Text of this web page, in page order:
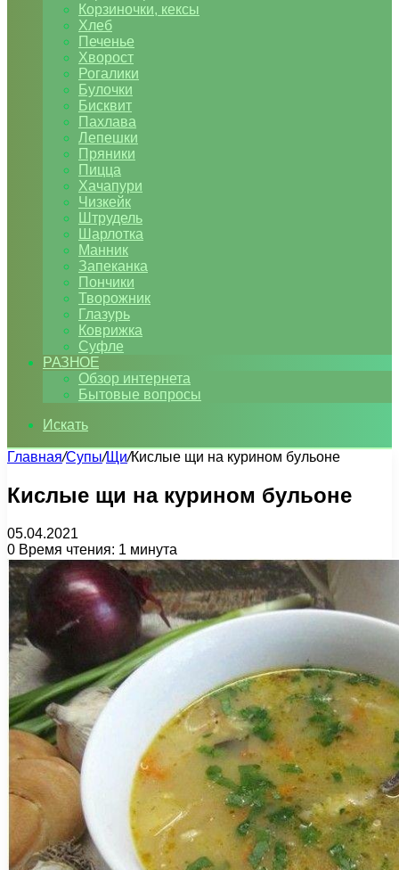
Корзиночки, кексы
Хлеб
Печенье
Хворост
Рогалики
Булочки
Бисквит
Пахлава
Лепешки
Пряники
Пицца
Хачапури
Чизкейк
Штрудель
Шарлотка
Манник
Запеканка
Пончики
Творожник
Глазурь
Коврижка
Суфле
РАЗНОЕ
Обзор интернета
Бытовые вопросы
Искать
Главная/Супы/Щи/Кислые щи на курином бульоне
Кислые щи на курином бульоне
05.04.2021
0 Время чтения: 1 минута